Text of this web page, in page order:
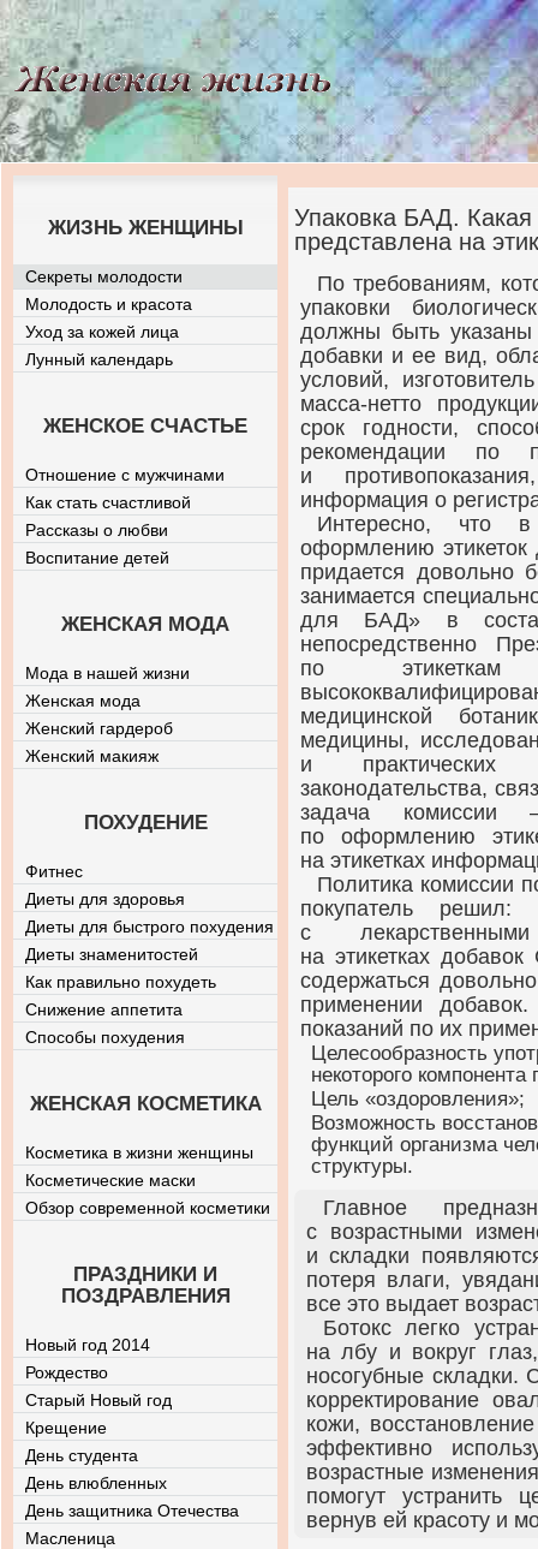
Упаковка БАД.
представлена на
По требованиям,
упаковки
должны быть
добавки и ее вид,
условий,
масса-нетто
срок годности,
рекомендации по
и
информация о
Интересно, что
оформлению этикеток
придается довольно
занимается
для БАД» в
непосредственно
по
медицинской
медицины,
и практических
законодательства,
задача комиссии
по оформлению
на этикетках
Политика комиссии
покупатель
с
на этикетках
содержаться
применении
показаний по их
Целесообразность
некоторого
Цель «оздоровления»;
Возможность
функций организма
структуры.
Главное
с возрастными
и складки
потеря влаги,
все это выдает
Ботокс легко
на лбу и вокруг
носогубные
корректирование
кожи,
эффективно
возрастные
помогут устранить
вернув ей красоту и
ЖИЗНЬ ЖЕНЩИНЫ
Секреты молодости
Молодость и красота
Уход за кожей лица
Лунный календарь
ЖЕНСКОЕ СЧАСТЬЕ
Отношение с мужчинами
Как стать счастливой
Рассказы о любви
Воспитание детей
ЖЕНСКАЯ МОДА
Мода в нашей жизни
Женская мода
Женский гардероб
Женский макияж
ПОХУДЕНИЕ
Фитнес
Диеты для здоровья
Диеты для быстрого похудения
Диеты знаменитостей
Как правильно похудеть
Снижение аппетита
Способы похудения
ЖЕНСКАЯ КОСМЕТИКА
Косметика в жизни женщины
Косметические маски
Обзор современной косметики
ПРАЗДНИКИ И
ПОЗДРАВЛЕНИЯ
Новый год 2014
Рождество
Старый Новый год
Крещение
День студента
День влюбленных
День защитника Отечества
Масленица